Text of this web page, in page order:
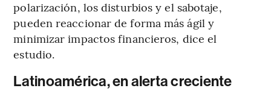
polarización, los disturbios y el sabotaje,
pueden reaccionar de forma más ágil y
minimizar impactos financieros, dice el
estudio.
Latinoamérica, en alerta creciente